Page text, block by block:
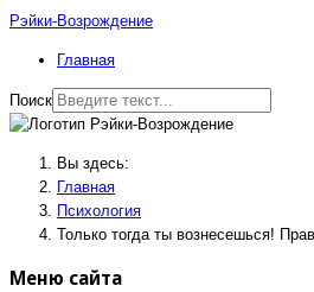
Рэйки-Возрождение
Главная
Поиск
Вы здесь:
Главная
Психология
Только тогда ты вознесешься!
Меню сайта